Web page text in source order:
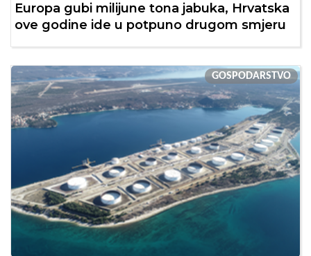
Europa gubi milijune tona jabuka, Hrvatska
ove godine ide u potpuno drugom smjeru
GOSPODARSTVO